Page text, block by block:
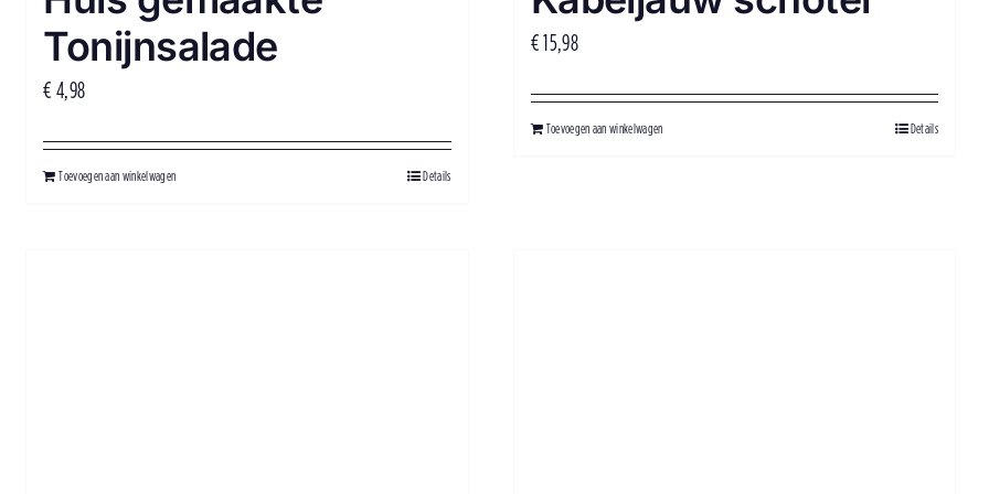
Tonijnsalade
€4,98
Toevoegen aan winkelwagen Details
€15,98
Toevoegen aan winkelwagen Details